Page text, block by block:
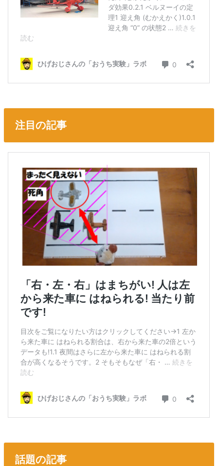
注目の記事
話題の記事